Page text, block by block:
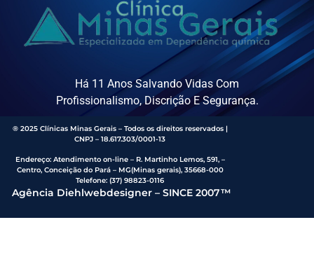
Há 11 Anos Salvando Vidas Com
Profissionalismo, Discrição E Segurança.
® 2025 Clínicas Minas Gerais – Todos os direitos reservados |
CNPJ – 18.617.303/0001-13
Endereço: Atendimento on-line – R. Martinho Lemos, 591, –
Centro, Conceição do Pará – MG(Minas gerais), 35668-000
Telefone:(37) 98823-0116
Agência Diehlwebdesigner – SINCE 2007™